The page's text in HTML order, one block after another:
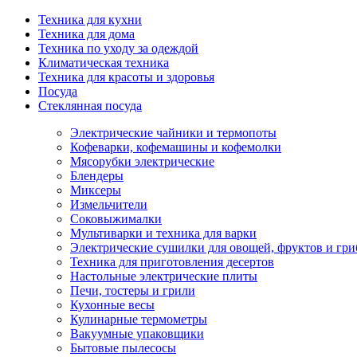
Техника для кухни
Техника для дома
Техника по уходу за одеждой
Климатическая техника
Техника для красоты и здоровья
Посуда
Стеклянная посуда
Электрические чайники и термопоты
Кофеварки, кофемашины и кофемолки
Мясорубки электрические
Блендеры
Миксеры
Измельчители
Соковыжималки
Мультиварки и техника для варки
Электрические сушилки для овощей, фруктов и
Техника для приготовления десертов
Настольные электрические плиты
Печи, тостеры и грили
Кухонные весы
Кулинарные термометры
Вакуумные упаковщики
Бытовые пылесосы